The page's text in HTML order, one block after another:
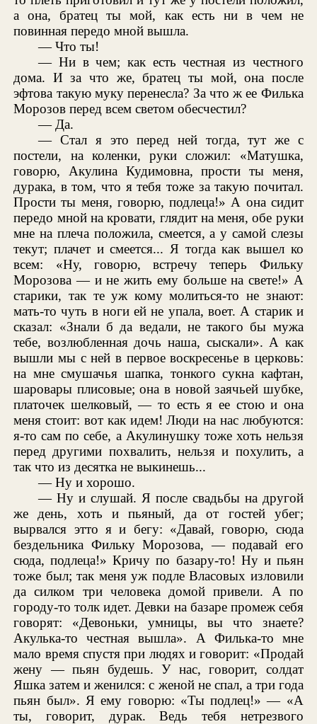
а она, братец ты мой, как есть ни в чем не
повинная передо мной вышла.
— Что ты!
— Ни в чем; как есть честная из честного
дома. И за что же, братец ты мой, она после
эфтова такую муку перенесла? За что ж ее Филька
Морозов перед всем светом обесчестил?
— Да.
— Стал я это перед ней тогда, тут же с
постели, на коленки, руки сложил: «Матушка,
говорю, Акулина Кудимовна, прости ты меня,
дурака, в том, что я тебя тоже за такую почитал.
Прости ты меня, говорю, подлеца!» А она сидит
передо мной на кровати, глядит на меня, обе руки
мне на плеча положила, смеется, а у самой слезы
текут; плачет и смеется... Я тогда как вышел ко
всем: «Ну, говорю, встречу теперь Фильку
Морозова — и не жить ему больше на свете!» А
старики, так те уж кому молиться-то не знают:
мать-то чуть в ноги ей не упала, воет. А старик и
сказал: «Знали б да ведали, не такого бы мужа
тебе, возлюбленная дочь наша, сыскали». А как
вышли мы с ней в первое воскресенье в церковь:
на мне смушачья шапка, тонкого сукна кафтан,
шаровары плисовые; она в новой заячьей шубке,
платочек шелковый, — то есть я ее стою и она
меня стоит: вот как идем! Люди на нас любуются:
я-то сам по себе, а Акулинушку тоже хоть нельзя
перед другими похвалить, нельзя и похулить, а
так что из десятка не выкинешь...
— Ну и хорошо.
— Ну и слушай. Я после свадьбы на другой
же день, хоть и пьяный, да от гостей убег;
вырвался этто я и бегу: «Давай, говорю, сюда
бездельника Фильку Морозова, — подавай его
сюда, подлеца!» Кричу по базару-то! Ну и пьян
тоже был; так меня уж подле Власовых изловили
да силком три человека домой привели. А по
городу-то толк идет. Девки на базаре промеж себя
говорят: «Девоньки, умницы, вы что знаете?
Акулька-то честная вышла». А Филька-то мне
мало время спустя при людях и говорит: «Продай
жену — пьян будешь. У нас, говорит, солдат
Яшка затем и женился: с женой не спал, а три года
пьян был». Я ему говорю: «Ты подлец!» — «А
ты, говорит, дурак. Ведь тебя нетрезвого